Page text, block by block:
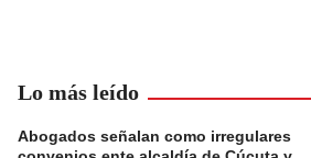
Lo más leído
Abogados señalan como irregulares